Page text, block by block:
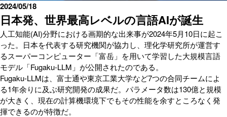
日本発、世界最高レベルの言語AIが誕生
2024/05/18
人工知能(AI)分野における画期的な出来事が2024年5月10日に起こ
った。日本を代表する研究機関が協力し、理化学研究所が運営す
るスーパーコンピューター「富岳」を用いて学習した大規模言語
モデル「Fugaku-LLM」が公開されたのである。
Fugaku-LLMは、富士通や東京工業大学など7つの合同チームによ
る1年余りに及ぶ研究開発の成果だ。パラメータ数は130億と規模
が大きく、現在の計算機環境下でもその性能を余すところなく発
揮できるのが特徴だ。